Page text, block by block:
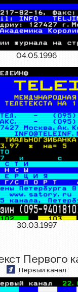
04.05.1996
30.03.1997
Первого
Первый канал